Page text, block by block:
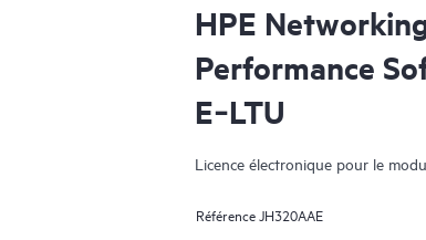
HPE
Performance
E‑LTU
Licence électronique pour le
RéférenceJH320AAE